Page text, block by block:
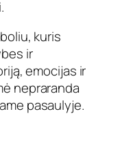
kuris
ir
emocijas ir
nepraranda
pasaulyje.